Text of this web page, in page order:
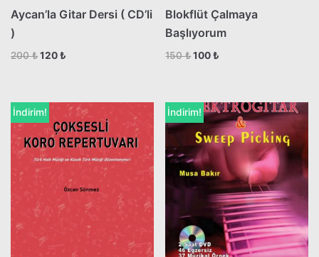
Aycan’la Gitar Dersi ( CD’li
)
200₺120₺
Blokflüt Çalmaya
Başlıyorum
150₺100₺
İndirim! İndirim!